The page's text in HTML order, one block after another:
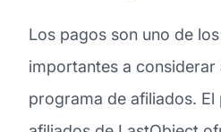
Los pagos son uno de
importantes a considerar
programa de afiliados.